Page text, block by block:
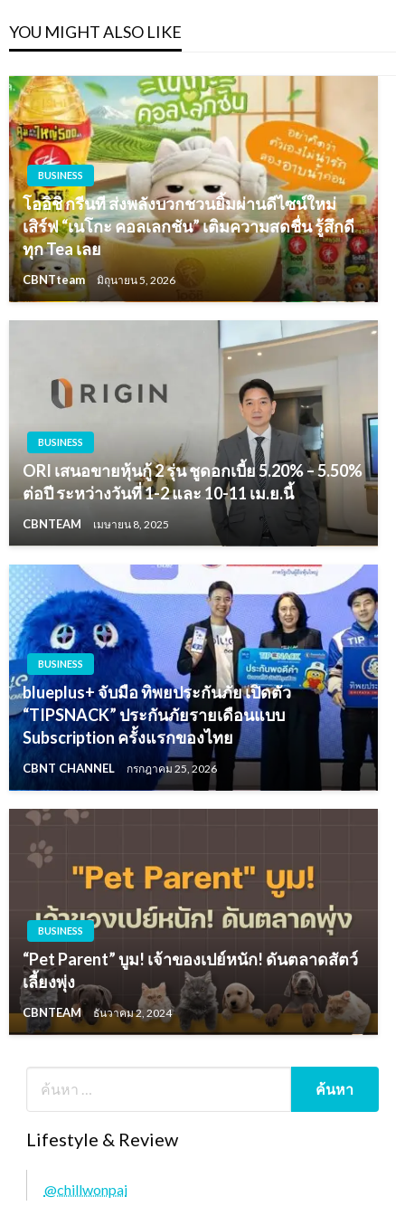
YOU MIGHT ALSO LIKE
BUSINESS
โออิชิ กรีนที ส่งพลังบวกชวนยิ้มผ่านดีไซน์ใหม่
เสิร์ฟ “เนโกะ คอลเลกชัน” เติมความสดชื่น รู้สึกดี
ทุก Tea เลย
CBNTteam มิถุนายน 5, 2026
BUSINESS
ORI เสนอขายหุ้นกู้ 2 รุ่น ชูดอกเบี้ย 5.20% – 5.50%
ต่อปี ระหว่างวันที่ 1-2 และ 10-11 เม.ย.นี้
CBNTEAM เมษายน 8, 2025
BUSINESS
blueplus+ จับมือ ทิพยประกันภัย เปิดตัว
“TIPSNACK” ประกันภัยรายเดือนแบบ
Subscription ครั้งแรกของไทย
CBNT CHANNEL กรกฎาคม 25, 2026
BUSINESS
“Pet Parent” บูม! เจ้าของเปย์หนัก! ดันตลาดสัตว์
เลี้ยงพุ่ง
CBNTEAM ธันวาคม 2, 2024
Lifestyle & Review
@chillwonpai